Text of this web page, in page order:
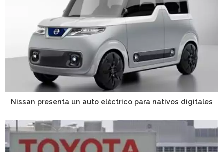
Nissan presenta un auto eléctrico para nativos digitales